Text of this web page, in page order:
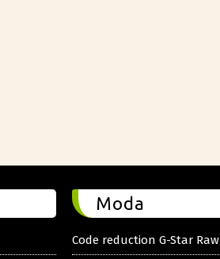
Moda
Code reduction G-Star Raw